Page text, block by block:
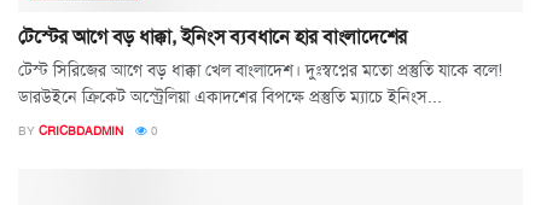
টেস্টের আগে বড় ধাক্কা, ইনিংস ব্যবধানে হার বাংলাদেশের
টেস্ট সিরিজের আগে বড় ধাক্কা খেল বাংলাদেশ। দুঃস্বপ্নের মতো প্রস্তুতি যাকে বলে!
ডারউইনে ক্রিকেট অস্ট্রেলিয়া একাদশের বিপক্ষে প্রস্তুতি ম্যাচে ইনিংস...
BY CRICBDADMIN 0